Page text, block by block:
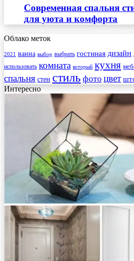
Современная спальня
для уюта и комфорта
Облако меток
2021 ванна выбор выбрать гостиная дизайн
использовать комната который кухня
спальня стен стиль фото цвет
Интересно